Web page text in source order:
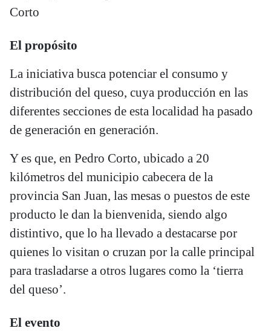
El propósito
La iniciativa busca potenciar el consumo y
distribución del queso, cuya producción en las
diferentes secciones de esta localidad ha pasado
de generación en generación.
Y es que, en Pedro Corto, ubicado a 20
kilómetros del municipio cabecera de la
provincia San Juan, las mesas o puestos de este
producto le dan la bienvenida, siendo algo
distintivo, que lo ha llevado a destacarse por
quienes lo visitan o cruzan por la calle principal
para trasladarse a otros lugares como la ‘tierra
del queso’.
El evento